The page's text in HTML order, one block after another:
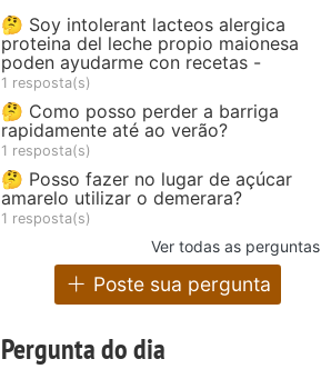
🤔 Soy intolerant lacteos alergica
proteina del leche propio maionesa
poden ayudarme con recetas -
1 resposta(s)
🤔 Como posso perder a barriga
rapidamente até ao verão?
1 resposta(s)
🤔 Posso fazer no lugar de açúcar
amarelo utilizar o demerara?
1 resposta(s)
Ver todas as perguntas
Poste sua pergunta
Pergunta do dia